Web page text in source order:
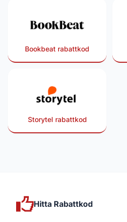
Bookbeat rabattkod
Storytel rabattkod
Hitta Rabattkod